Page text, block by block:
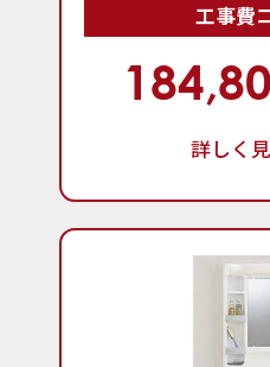
工事費
詳しく